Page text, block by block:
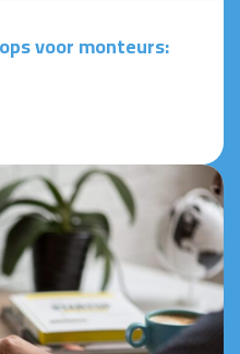
voor monteurs: